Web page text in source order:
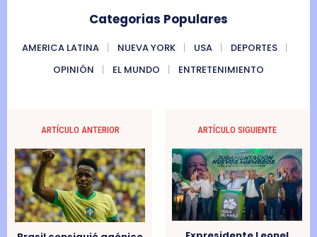
Categorias Populares
AMERICA LATINA NUEVA YORK USA
DEPORTES
OPINIÓN
EL MUNDO ENTRETENIMIENTO
ARTÍCULO ANTERIOR ARTÍCULO SIGUIENTE